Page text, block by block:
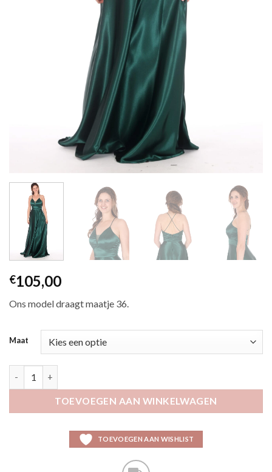
€105,00
Ons model draagt maatje 36.
Maat
TOEVOEGEN AAN WINKELWAGEN
TOEVOEGEN AAN WISHLIST